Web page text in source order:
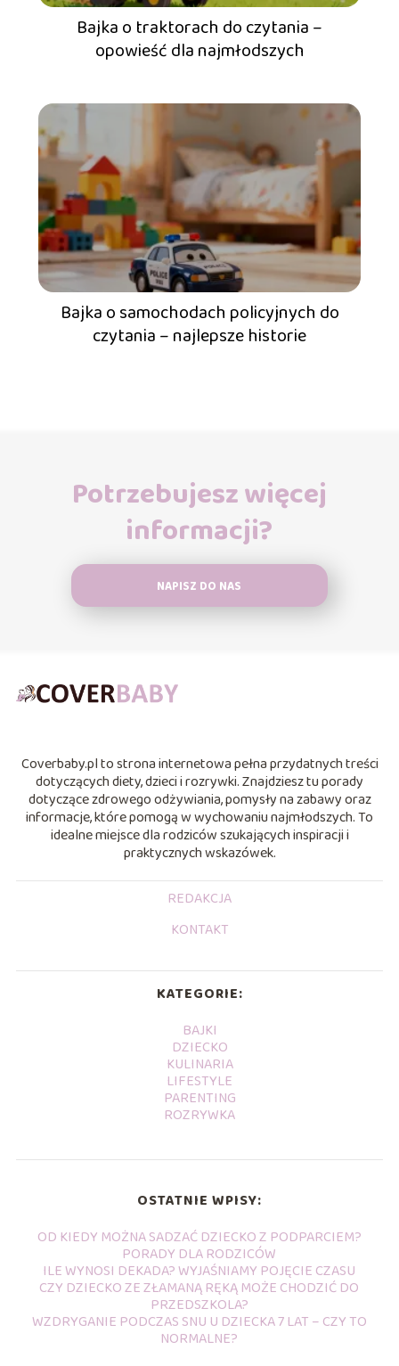
Bajka o traktorach do czytania –
opowieść dla najmłodszych
Bajka o samochodach policyjnych do
czytania – najlepsze historie
Potrzebujesz więcej
informacji?
NAPISZ DO NAS
Coverbaby.pl to strona internetowa pełna przydatnych treści
dotyczących diety, dzieci i rozrywki. Znajdziesz tu porady
dotyczące zdrowego odżywiania, pomysły na zabawy oraz
informacje, które pomogą w wychowaniu najmłodszych. To
idealne miejsce dla rodziców szukających inspiracji i
praktycznych wskazówek.
REDAKCJA
KONTAKT
KATEGORIE:
BAJKI
DZIECKO
KULINARIA
LIFESTYLE
PARENTING
ROZRYWKA
OSTATNIE WPISY:
OD KIEDY MOŻNA SADZAĆ DZIECKO Z PODPARCIEM?
PORADY DLA RODZICÓW
ILE WYNOSI DEKADA? WYJAŚNIAMY POJĘCIE CZASU
CZY DZIECKO ZE ZŁAMANĄ RĘKĄ MOŻE CHODZIĆ DO
PRZEDSZKOLA?
WZDRYGANIE PODCZAS SNU U DZIECKA 7 LAT – CZY TO
NORMALNE?